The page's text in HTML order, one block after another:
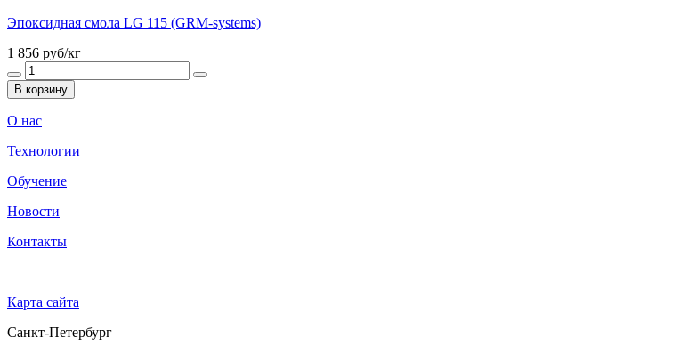
Эпоксидная смола LG 115 (GRM-systems)
1 856 руб/кг
В корзину
О нас
Технологии
Обучение
Новости
Контакты
Карта сайта
Санкт-Петербург